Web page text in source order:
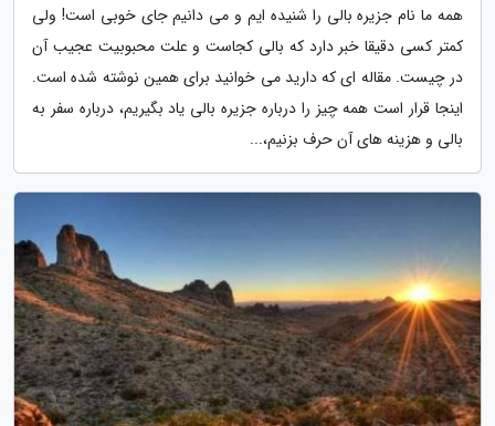
همه ما نام جزیره بالی را شنیده ایم و می دانیم جای خوبی است! ولی
کمتر کسی دقیقا خبر دارد که بالی کجاست و علت محبوبیت عجیب آن
در چیست. مقاله ای که دارید می خوانید برای همین نوشته شده است.
اینجا قرار است همه چیز را درباره جزیره بالی یاد بگیریم، درباره سفر به
بالی و هزینه های آن حرف بزنیم،...